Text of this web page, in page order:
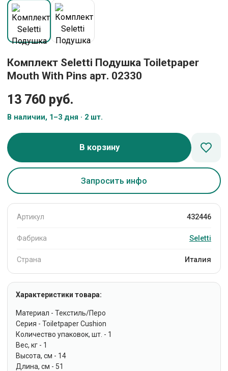
Комплект Seletti Подушка Toiletpaper
Mouth With Pins арт. 02330
13 760 руб.
В наличии, 1–3 дня · 2 шт.
В корзину
Запросить инфо
Артикул 432446
Фабрика Seletti
Страна Италия
Характеристики товара:
Материал - Текстиль/Перо
Серия - Toiletpaper Cushion
Количество упаковок, шт. - 1
Вес, кг - 1
Высота, см - 14
Длина, см - 51